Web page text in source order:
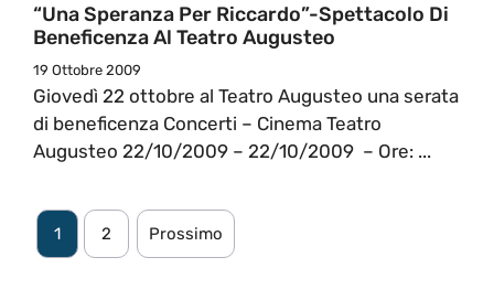
“Una Speranza Per Riccardo”-Spettacolo Di
Beneficenza Al Teatro Augusteo
19 Ottobre 2009
Giovedì 22 ottobre al Teatro Augusteo una serata
di beneficenza Concerti – Cinema Teatro
Augusteo 22/10/2009 – 22/10/2009 – Ore: ...
1 2 Prossimo